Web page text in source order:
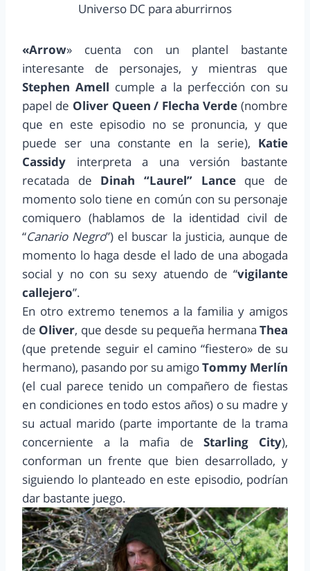
Universo DC para aburrirnos
«Arrow» cuenta con un plantel bastante
interesante de personajes, y mientras que
Stephen Amell cumple a la perfección con su
papel de Oliver Queen / Flecha Verde (nombre
que en este episodio no se pronuncia, y que
puede ser una constante en la serie), Katie
Cassidy interpreta a una versión bastante
recatada de Dinah “Laurel” Lanceque de
momento solo tiene en común con su personaje
comiquero (hablamos de la identidad civil de
“Canario Negro”) el buscar la justicia, aunque de
momento lo haga desde el lado de una abogada
social y no con su sexy atuendo de “vigilante
callejero”.
En otro extremo tenemos a la familia y amigos
de Oliver, que desde su pequeña hermana Thea
(que pretende seguir el camino “fiestero» de su
hermano), pasando por su amigoTommy Merlín
(el cual parece tenido un compañero de fiestas
en condiciones en todo estos años) o su madre y
su actual marido (parte importante de la trama
concerniente a la mafia deStarling City),
conforman un frente que bien desarrollado, y
siguiendo lo planteado en este episodio, podrían
dar bastante juego.